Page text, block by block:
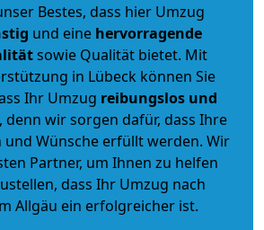
Bestes, dass hier Umzug
und eine hervorragende
sowie Qualität bietet. Mit
in Lübeck können Sie
Ihr Umzug reibungslos und
wir sorgen dafür, dass Ihre
Wünsche erfüllt werden. Wir
Partner, um Ihnen zu helfen
dass Ihr Umzug nach
Allgäu ein erfolgreicher ist.